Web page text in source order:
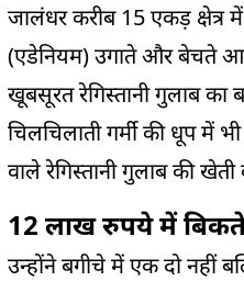
जालंधर करीब 15 एकड़ क्षेत्र
(एडेनियम) उगाते और बेचते
खूबसूरत रेगिस्तानी गुलाब का
चिलचिलाती गर्मी की धूप में
वाले रेगिस्तानी गुलाब की
12 लाख रुपये में
उन्‍होंने बगीचे में एक दो नहीं